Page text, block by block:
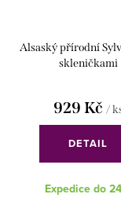
Alsaský přírodní
skleničkami
929 Kč /
DETAIL
Expedice do